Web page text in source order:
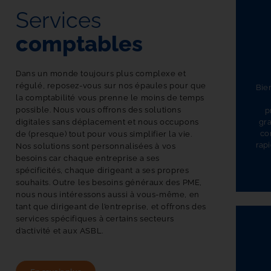
Services
comptables
Dans un monde toujours plus complexe et
régulé, reposez-vous sur nos épaules pour que
la comptabilité vous prenne le moins de temps
possible. Nous vous offrons des solutions
digitales sans déplacement et nous occupons
de (presque) tout pour vous simplifier la vie.
Nos solutions sont personnalisées à vos
besoins car chaque entreprise a ses
spécificités, chaque dirigeant a ses propres
souhaits. Outre les besoins généraux des PME,
nous nous intéressons aussi à vous-même, en
tant que dirigeant de l’entreprise, et offrons des
services spécifiques à certains secteurs
d’activité et aux ASBL.